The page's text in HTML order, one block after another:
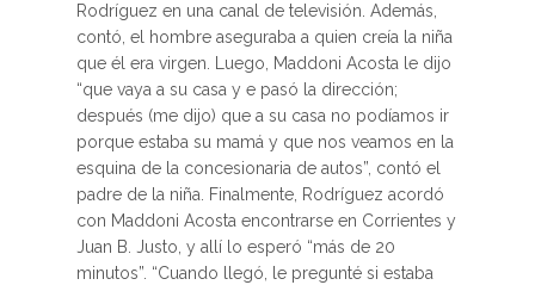
Rodríguez en una canal de televisión. Además,
contó, el hombre aseguraba a quien creía la niña
que él era virgen. Luego, Maddoni Acosta le dijo
“que vaya a su casa y e pasó la dirección;
después (me dijo) que a su casa no podíamos ir
porque estaba su mamá y que nos veamos en la
esquina de la concesionaria de autos”, contó el
padre de la niña. Finalmente, Rodríguez acordó
con Maddoni Acosta encontrarse en Corrientes y
Juan B. Justo, y allí lo esperó “más de 20
minutos”. “Cuando llegó, le pregunté si estaba